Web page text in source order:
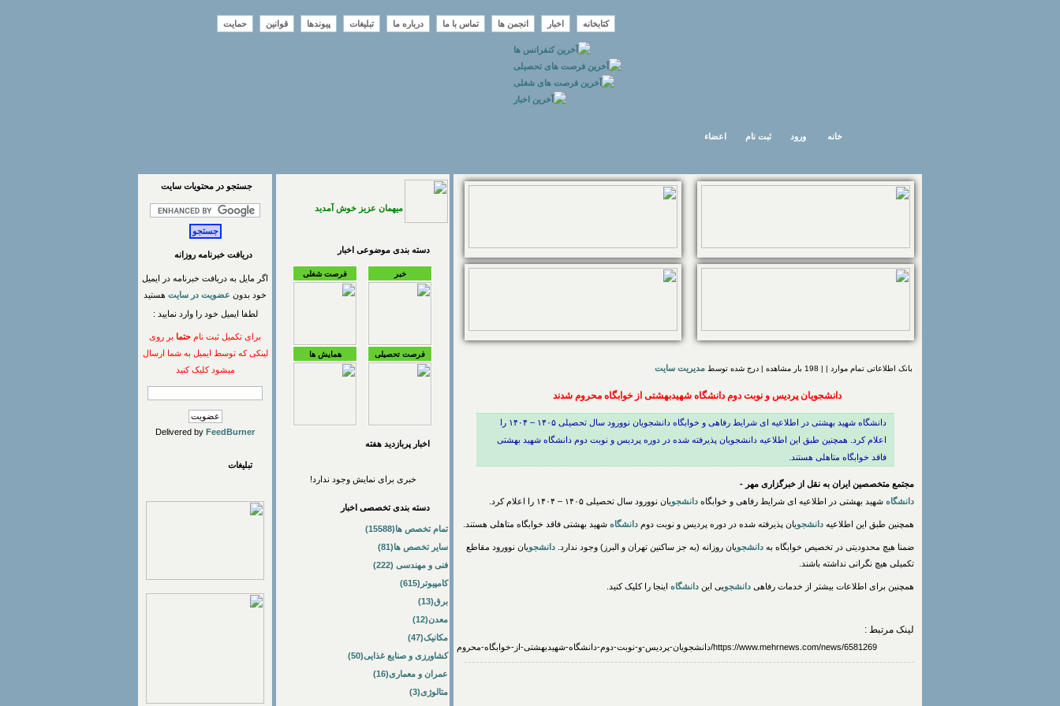
کتابخانه اخبار انجمن ها تماس با ما درباره ما تبلیغات پیوندها قوانین حمایت
اعضاء ثبت نام ورود خانه
بانک اطلاعاتی تمام موارد | | 198 بار مشاهده | درج شده توسط مدیریت سایت
دانشجویان پردیس و نوبت دوم دانشگاه شهیدبهشتی از خوابگاه محروم شدند
دانشگاه شهید بهشتی در اطلاعیه ای شرایط رفاهی و خوابگاه دانشجویان نوورود سال تحصیلی ۱۴۰۵ – ۱۴۰۴ را
اعلام کرد. همچنین طبق این اطلاعیه دانشجویان پذیرفته شده در دوره پردیس و نوبت دوم دانشگاه شهید بهشتی
فاقد خوابگاه متاهلی هستند.
مجتمع متخصصین ایران به نقل از خبرگزاری مهر -
دانشگاه شهید بهشتی در اطلاعیه ای شرایط رفاهی و خوابگاه دانشجویان نوورود سال تحصیلی ۱۴۰۵ – ۱۴۰۴ را اعلام کرد.
همچنین طبق این اطلاعیه دانشجویان پذیرفته شده در دوره پردیس و نوبت دوم دانشگاه شهید بهشتی فاقد خوابگاه متاهلی هستند.
ضمنا هیچ محدودیتی در تخصیص خوابگاه به دانشجویان روزانه (به جز ساکنین تهران و البرز) وجود ندارد. دانشجویان نوورود مقاطع
تکمیلی هیچ نگرانی نداشته باشند.
همچنین برای اطلاعات بیشتر از خدمات رفاهی دانشجویی این دانشگاه اینجا را کلیک کنید.
لینک مرتبط :
https://www.mehrnews.com/news/6581269/دانشجویان-پردیس-و-نوبت-دوم-دانشگاه-شهیدبهشتی-از-خوابگاه-محروم
میهمان عزیز خوش آمدید
دسته بندی موضوعی اخبار
خبر فرصت شغلی
فرصت تحصیلی همایش ها
اخبار پربازديد هفته
خبری برای نمایش وجود ندارد!
دسته بندی تخصصی اخبار
تمام تخصص ها(15588)
سایر تخصص ها(81)
فنی و مهندسی (222)
کامپیوتر(615)
برق(13)
معدن(12)
مکانیک(47)
کشاورزی و صنایع غذایی(50)
عمران و معماری(16)
متالوژی(3)
جستجو در محتويات سايت
دریافت خبرنامه روزانه
اگر مایل به دریافت خبرنامه در ایمیل
خود بدون عضویت در سایت هستید
لطفا ایمیل خود را وارد نمایید :
برای تکمیل ثبت نام حتما بر روی
لینکی که توسط ایمیل به شما ارسال
میشود کلیک کنید
Delivered by FeedBurner
تبلیغات